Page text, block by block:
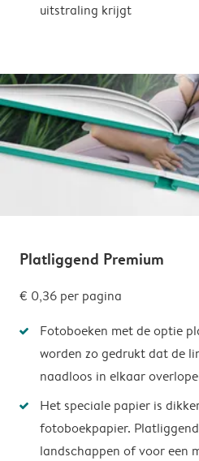
uitstraling krijgt
Platliggend Premium
€ 0,36 per pagina
Fotoboeken met de optie
worden zo gedrukt dat de
naadloos in elkaar
Het speciale papier is
fotoboekpapier.
landschappen of voor een